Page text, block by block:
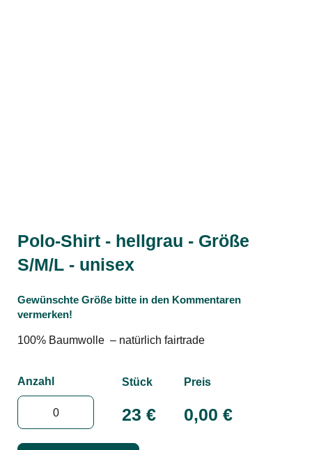
Polo-Shirt - hellgrau - Größe
S/M/L - unisex
Gewünschte Größe bitte in den Kommentaren
vermerken!
100% Baumwolle – natürlich fairtrade
Anzahl Stück
23 €
Preis
0,00 €